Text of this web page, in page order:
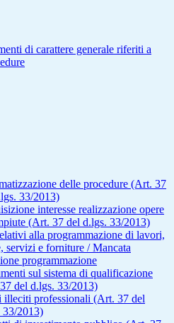
di carattere generale riferiti a
delle procedure (Art. 37
33/2013)
interesse realizzazione opere
(Art. 37 del d.lgs. 33/2013)
alla programmazione di lavori,
servizi e forniture / Mancata
programmazione
sul sistema di qualificazione
del d.lgs. 33/2013)
illeciti professionali (Art. 37 del
33/2013)